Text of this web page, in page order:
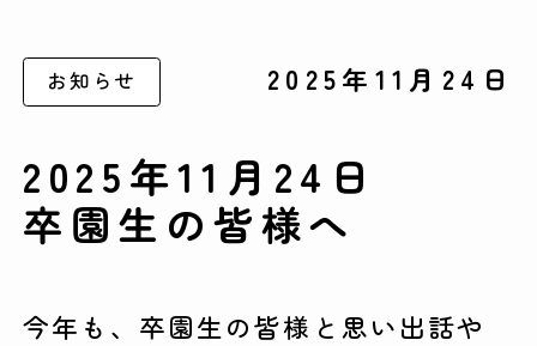
お知らせ 2025年11月24日
2025年11月24日
卒園生の皆様へ
今年も、卒園生の皆様と思い出話や